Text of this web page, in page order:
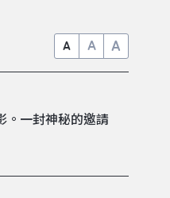
A A A
。一封神秘的邀請